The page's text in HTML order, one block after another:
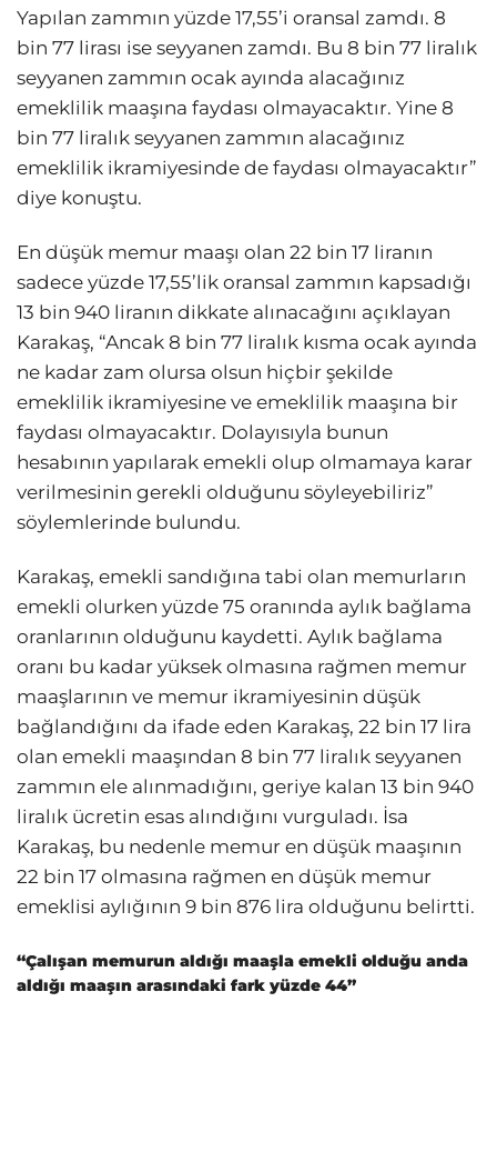
Yapılan zammın yüzde 17,55’i oransal zamdı. 8
bin 77 lirası ise seyyanen zamdı. Bu 8 bin 77 liralık
seyyanen zammın ocak ayında alacağınız
emeklilik maaşına faydası olmayacaktır. Yine 8
bin 77 liralık seyyanen zammın alacağınız
emeklilik ikramiyesinde de faydası olmayacaktır”
diye konuştu.
En düşük memur maaşı olan 22 bin 17 liranın
sadece yüzde 17,55’lik oransal zammın kapsadığı
13 bin 940 liranın dikkate alınacağını açıklayan
Karakaş, “Ancak 8 bin 77 liralık kısma ocak ayında
ne kadar zam olursa olsun hiçbir şekilde
emeklilik ikramiyesine ve emeklilik maaşına bir
faydası olmayacaktır. Dolayısıyla bunun
hesabının yapılarak emekli olup olmamaya karar
verilmesinin gerekli olduğunu söyleyebiliriz”
söylemlerinde bulundu.
Karakaş, emekli sandığına tabi olan memurların
emekli olurken yüzde 75 oranında aylık bağlama
oranlarının olduğunu kaydetti. Aylık bağlama
oranı bu kadar yüksek olmasına rağmen memur
maaşlarının ve memur ikramiyesinin düşük
bağlandığını da ifade eden Karakaş, 22 bin 17 lira
olan emekli maaşından 8 bin 77 liralık seyyanen
zammın ele alınmadığını, geriye kalan 13 bin 940
liralık ücretin esas alındığını vurguladı. İsa
Karakaş, bu nedenle memur en düşük maaşının
22 bin 17 olmasına rağmen en düşük memur
emeklisi aylığının 9 bin 876 lira olduğunu belirtti.
“Çalışan memurun aldığı maaşla emekli olduğu anda
aldığı maaşın arasındaki fark yüzde 44”